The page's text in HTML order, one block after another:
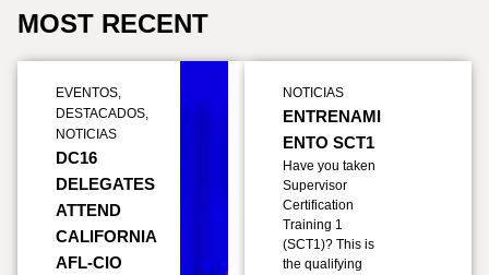
MOST RECENT
EVENTOS,
DESTACADOS,
NOTICIAS
DC16
DELEGATES
ATTEND
CALIFORNIA
AFL-CIO
NOTICIAS
ENTRENAMI
ENTO SCT1
Have you taken
Supervisor
Certification
Training 1
(SCT1)? This is
the qualifying